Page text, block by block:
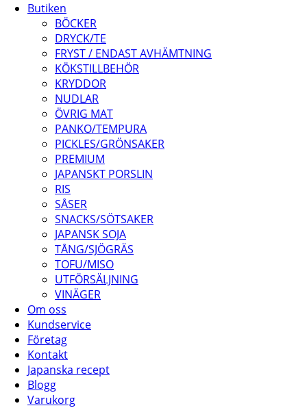
Butiken
BÖCKER
DRYCK/TE
FRYST / ENDAST AVHÄMTNING
KÖKSTILLBEHÖR
KRYDDOR
NUDLAR
ÖVRIG MAT
PANKO/TEMPURA
PICKLES/GRÖNSAKER
PREMIUM
JAPANSKT PORSLIN
RIS
SÅSER
SNACKS/SÖTSAKER
JAPANSK SOJA
TÅNG/SJÖGRÄS
TOFU/MISO
UTFÖRSÄLJNING
VINÄGER
Om oss
Kundservice
Företag
Kontakt
Japanska recept
Blogg
Varukorg